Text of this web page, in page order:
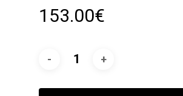
153.00€